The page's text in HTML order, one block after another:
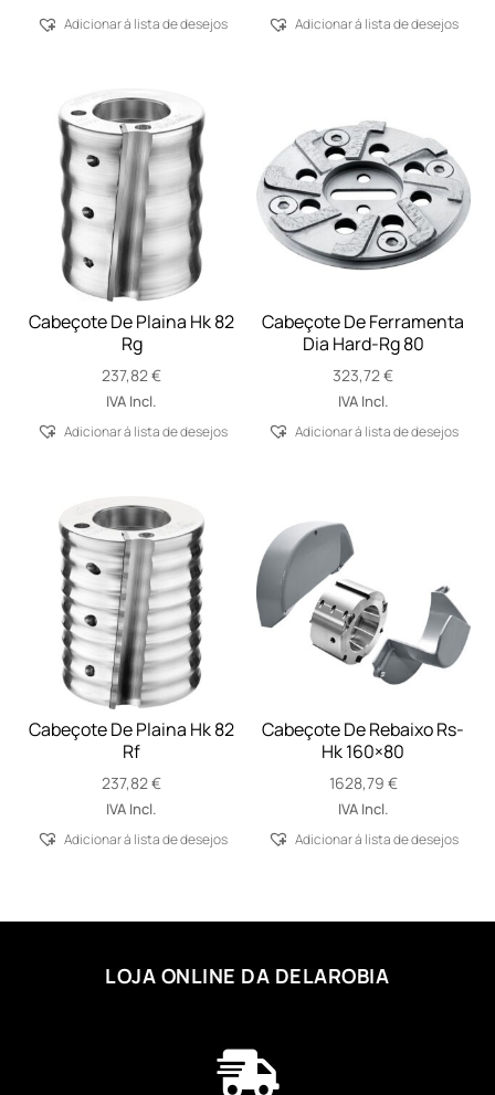
Adicionar á lista de desejos Adicionar á lista de desejos
Cabeçote De Plaina Hk 82
Rg
237,82€
IVA Incl.
Adicionar á lista de desejos
Cabeçote De Ferramenta
Dia Hard-Rg 80
323,72€
IVA Incl.
Adicionar á lista de desejos
Cabeçote De Plaina Hk 82
Rf
237,82€
IVA Incl.
Adicionar á lista de desejos
Cabeçote De Rebaixo Rs-
Hk 160×80
1628,79 €
IVA Incl.
Adicionar á lista de desejos
LOJA ONLINE DA DELAROBIA
